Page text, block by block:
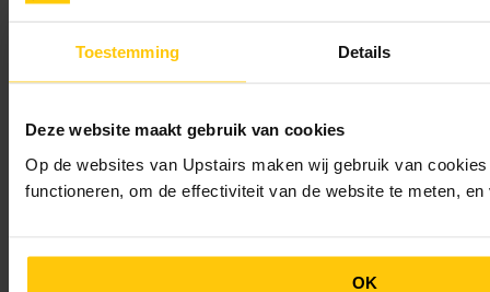
Toestemming Details
Deze website maakt gebruik van cookies
Op de websites van Upstairs maken wij gebruik van
functioneren, om de effectiviteit van de website te meten,
OK
Cloudy Cement